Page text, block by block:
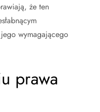
że ten
wymagającego
prawa